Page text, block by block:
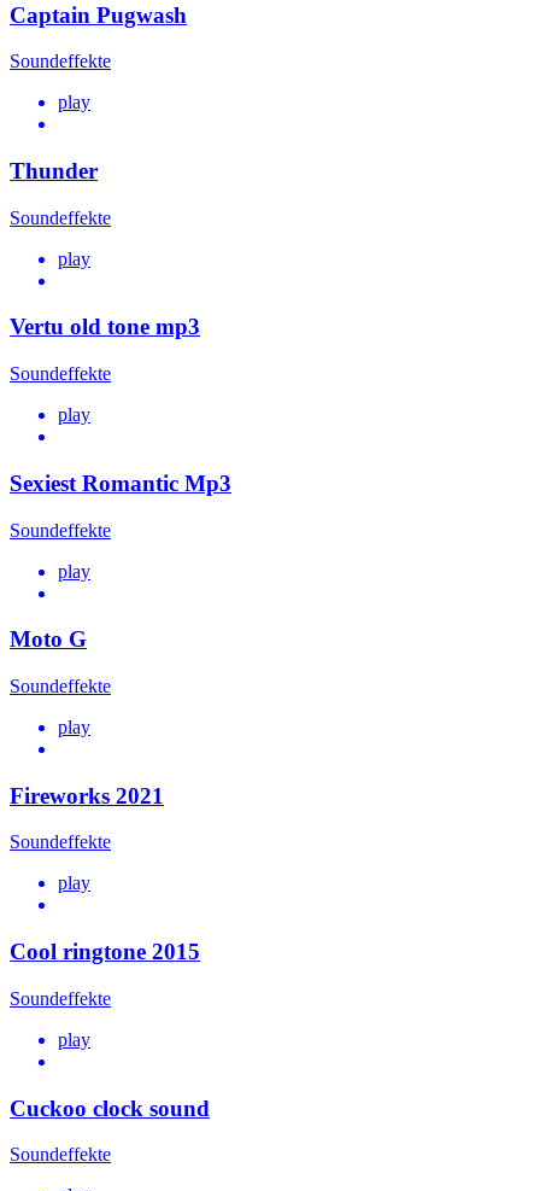
Captain Pugwash
Soundeffekte
play
Thunder
Soundeffekte
play
Vertu old tone mp3
Soundeffekte
play
Sexiest Romantic Mp3
Soundeffekte
play
Moto G
Soundeffekte
play
Fireworks 2021
Soundeffekte
play
Cool ringtone 2015
Soundeffekte
play
Cuckoo clock sound
Soundeffekte